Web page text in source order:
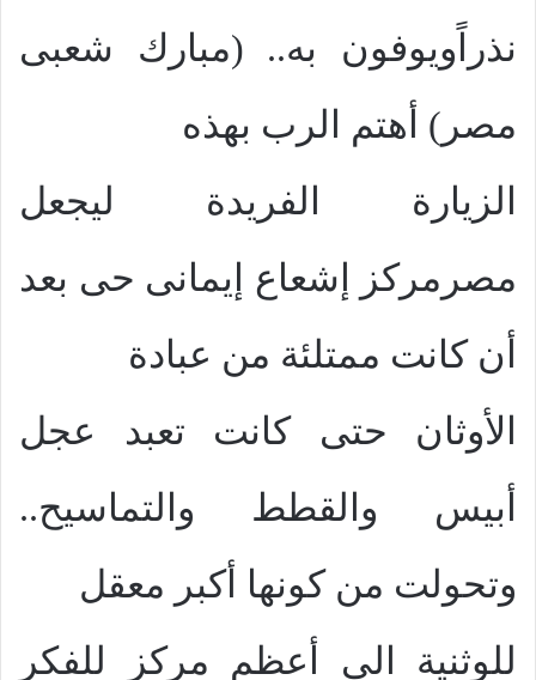
نذراًويوفون به.. (مبارك شعبى
مصر) أهتم الرب بهذه
الزيارة الفريدة ليجعل
مصرمركز إشعاع إيمانى حى بعد
أن كانت ممتلئة من عبادة
الأوثان حتى كانت تعبد عجل
أبيس والقطط والتماسيح..
وتحولت من كونها أكبر معقل
للوثنية الى أعظم مركز للفكر